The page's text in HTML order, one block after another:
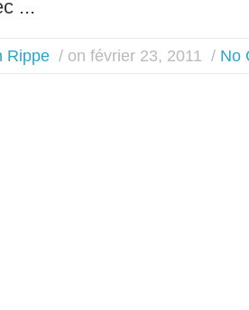
...
Rippe / on février 23, 2011 / No